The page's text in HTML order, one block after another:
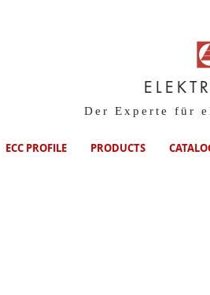
Der Experte für
ECC PROFILE PRODUCTS